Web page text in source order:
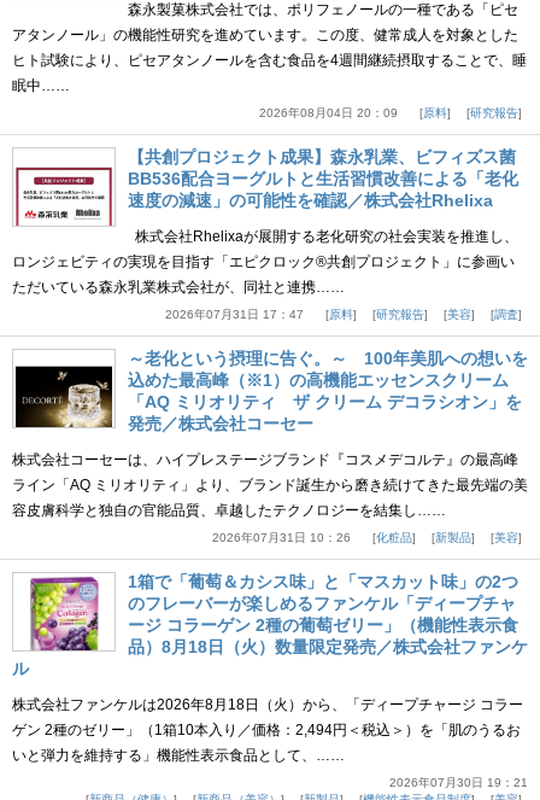
森永製菓株式会社では、ポリフェノールの一種である「ピセ
アタンノール」の機能性研究を進めています。この度、健常成人を対象とした
ヒト試験により、ピセアタンノールを含む食品を4週間継続摂取することで、睡
眠中……
2026年08月04日 20：09 原料 研究報告
【共創プロジェクト成果】森永乳業、ビフィズス菌
BB536配合ヨーグルトと生活習慣改善による「老化
速度の減速」の可能性を確認／株式会社Rhelixa
株式会社Rhelixaが展開する老化研究の社会実装を推進し、
ロンジェビティの実現を目指す「エピクロック®共創プロジェクト」に参画い
ただいている森永乳業株式会社が、同社と連携……
2026年07月31日 17：47 原料 研究報告 美容 調査
～老化という摂理に告ぐ。～ 100年美肌への想いを
込めた最高峰（※1）の高機能エッセンスクリーム
「AQ ミリオリティ ザ クリーム デコラシオン」を
発売／株式会社コーセー
株式会社コーセーは、ハイプレステージブランド『コスメデコルテ』の最高峰
ライン「AQ ミリオリティ」より、ブランド誕生から磨き続けてきた最先端の美
容皮膚科学と独自の官能品質、卓越したテクノロジーを結集し……
2026年07月31日 10：26 化粧品 新製品 美容
1箱で「葡萄＆カシス味」と「マスカット味」の2つ
のフレーバーが楽しめるファンケル「ディープチャ
ージ コラーゲン 2種の葡萄ゼリー」（機能性表示食
品）8月18日（火）数量限定発売／株式会社ファンケ
ル
株式会社ファンケルは2026年8月18日（火）から、「ディープチャージ コラー
ゲン 2種のゼリー」（1箱10本入り／価格：2,494円＜税込＞）を「肌のうるお
いと弾力を維持する」機能性表示食品として、……
2026年07月30日 19：21